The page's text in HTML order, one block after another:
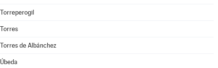
Torreperogil
Torres
Torres de Albánchez
Úbeda